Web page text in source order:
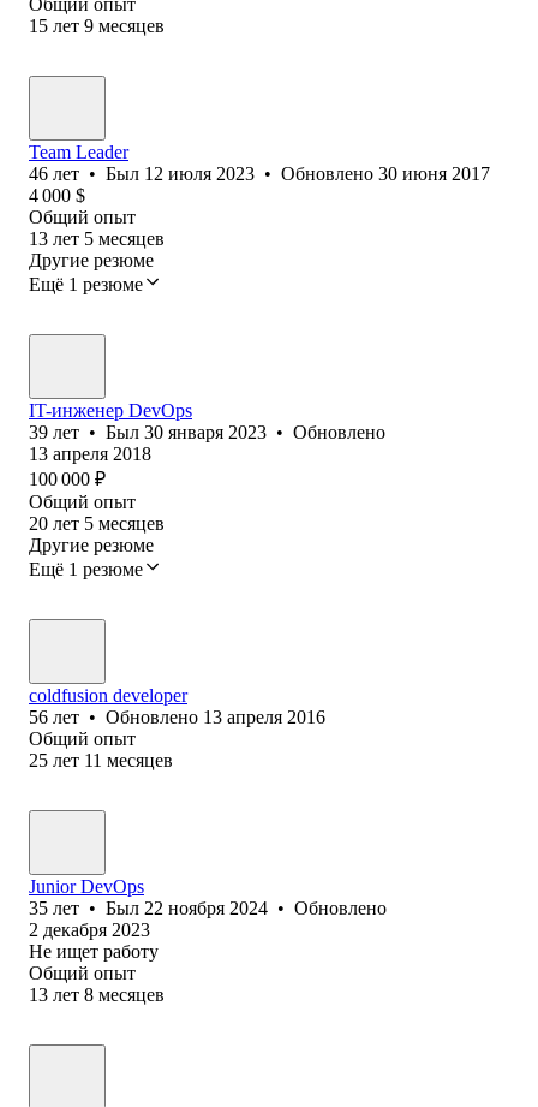
15 лет 9 месяцев
Team Leader
46 лет • Был 12 июля 2023 • Обновлено 30 июня 2017
4 000 $
Общий опыт
13 лет 5 месяцев
Другие резюме
Ещё 1 резюме
IT-инженер DevOps
39 лет • Был 30 января 2023 • Обновлено
13 апреля 2018
100 000 ₽
Общий опыт
20 лет 5 месяцев
Другие резюме
Ещё 1 резюме
coldfusion developer
56 лет • Обновлено 13 апреля 2016
Общий опыт
25 лет 11 месяцев
Junior DevOps
35 лет • Был 22 ноября 2024 • Обновлено
2 декабря 2023
Не ищет работу
Общий опыт
13 лет 8 месяцев